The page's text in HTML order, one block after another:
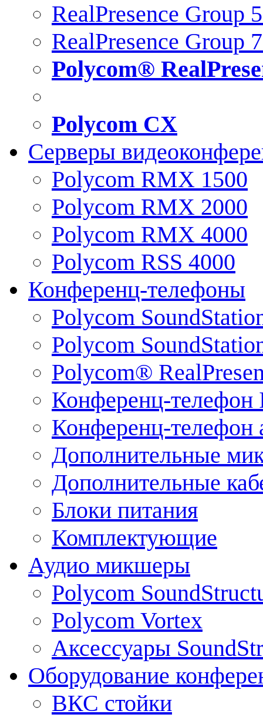
RealPresence Group
RealPresence Group
Polycom®
Polycom CX
Серверы
Polycom RMX 1500
Polycom RMX 2000
Polycom RMX 4000
Polycom RSS 4000
Конференц-телефоны
Polycom
Polycom
Polycom®
Конференц-телефон
Конференц-телефон
Дополнительные
Дополнительные
Блоки питания
Комплектующие
Аудио микшеры
Polycom
Polycom Vortex
Аксессуары
Оборудование
ВКС стойки